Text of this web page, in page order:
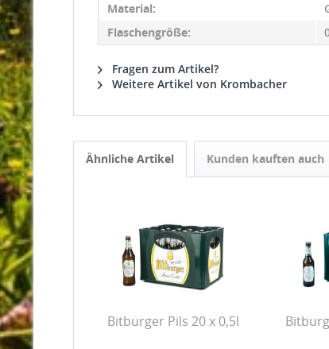
Material:
Flaschengröße:
Fragen zum Artikel?
Weitere Artikel von Krombacher
Ähnliche Artikel Kunden kauften auch
Bitburger Pils 20 x 0,5l